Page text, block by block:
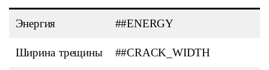
Энергия ##ENERGY
Ширина трещины ##CRACK_WIDTH